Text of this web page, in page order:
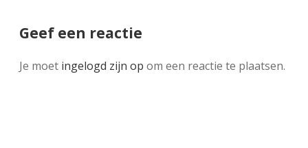
Geef een reactie
Je moet ingelogd zijn op om een reactie te plaatsen.